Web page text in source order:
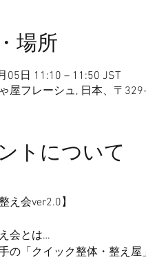
場所
05日 11:10 – 11:50 JST
屋フレーシュ, 日本、〒
トについて
え会ver2.0】
会とは…
の「クイック整体・整え